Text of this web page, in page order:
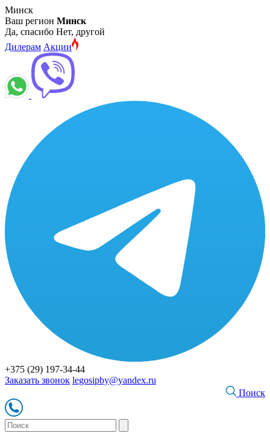
Минск
Ваш регион Минск
Да, спасибо Нет, другой
Дилерам Акции
+375 (29) 197-34-44
Заказать звонок legosipby@yandex.ru
Поиск